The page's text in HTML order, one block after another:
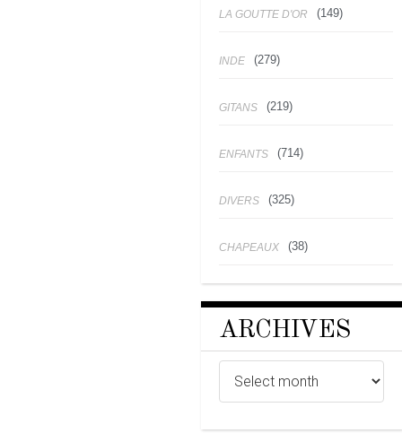
LA GOUTTE D'OR (149)
INDE (279)
GITANS (219)
ENFANTS (714)
DIVERS (325)
CHAPEAUX (38)
ARCHIVES